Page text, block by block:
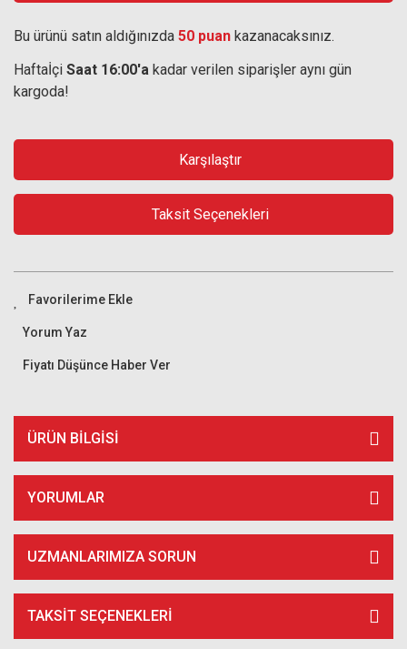
Bu ürünü satın aldığınızda 50 puan kazanacaksınız.
Haftaİçi Saat 16:00'a kadar verilen siparişler aynı gün
kargoda!
Karşılaştır
Taksit Seçenekleri
Yorum Yaz
Fiyatı Düşünce Haber Ver
ÜRÜN BILGISI
YORUMLAR
UZMANLARIMIZA SORUN
TAKSIT SEÇENEKLERI